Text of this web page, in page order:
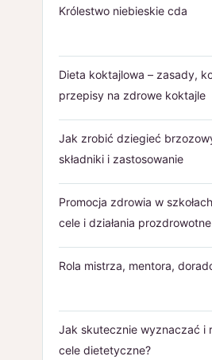
Królestwo niebieskie cda
Dieta koktajlowa – zasady,
przepisy na zdrowe koktajle
Jak zrobić dziegieć
składniki i zastosowanie
Promocja zdrowia w
cele i działania prozdrowotne
Rola mistrza, mentora,
Jak skutecznie wyznaczać i
cele dietetyczne?